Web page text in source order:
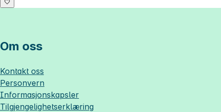
Om oss
Kontakt oss
Personvern
Informasjonskapsler
Tilgjengelighetserklæring